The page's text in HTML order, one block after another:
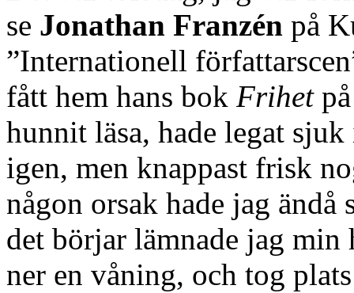
se Jonathan Franzén på
”Internationell
fått hem hans bok Frihetpå
hunnit läsa, hade legat
igen, men knappast frisk
någon orsak hade jag
det börjar lämnade jag min
ner en våning, och tog